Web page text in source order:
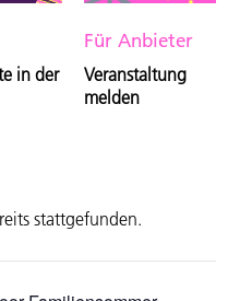
in der
Für Anbieter
Veranstaltung
melden
stattgefunden.